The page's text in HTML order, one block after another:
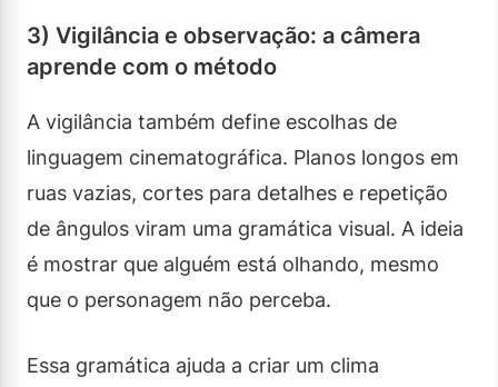
3) Vigilância e observação: a câmera
aprende com o método
A vigilância também define escolhas de
linguagem cinematográfica. Planos longos em
ruas vazias, cortes para detalhes e repetição
de ângulos viram uma gramática visual. A ideia
é mostrar que alguém está olhando, mesmo
que o personagem não perceba.
Essa gramática ajuda a criar um clima